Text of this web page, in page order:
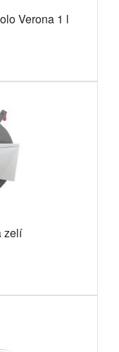
Verona 1 l
zelí